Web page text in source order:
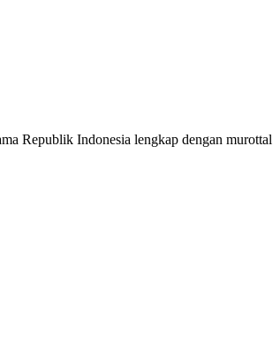
Republik Indonesia lengkap dengan murottal